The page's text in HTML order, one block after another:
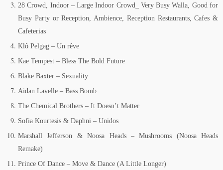
28 Crowd, Indoor – Large Indoor Crowd_ Very Busy Walla, Good for
Busy Party or Reception, Ambience, Reception Restaurants, Cafes &
Cafeterias
Klô Pelgag – Un rêve
Kae Tempest – Bless The Bold Future
Blake Baxter – Sexuality
Aidan Lavelle – Bass Bomb
The Chemical Brothers – It Doesn’t Matter
Sofia Kourtesis & Daphni – Unidos
Marshall Jefferson & Noosa Heads – Mushrooms (Noosa Heads
Remake)
Prince Of Dance – Move & Dance (A Little Longer)